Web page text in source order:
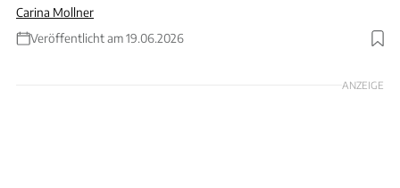
Carina Mollner
Veröffentlicht am 19.06.2026
Foto: Geely/Collage von ams
ANZEIGE